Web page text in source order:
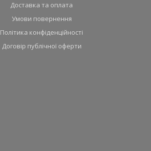
Доставка та оплата
Умови повернення
Політика конфіденційності
Договір публічної оферти